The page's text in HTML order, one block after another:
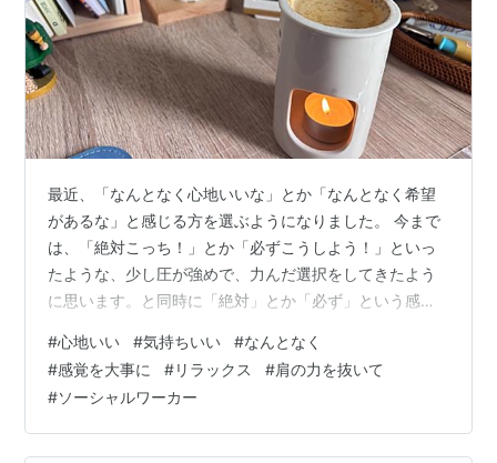
最近、「なんとなく心地いいな」とか「なんとなく希望
があるな」と感じる方を選ぶようになりました。 今まで
は、「絶対こっち！」とか「必ずこうしよう！」といっ
たような、少し圧が強めで、力んだ選択をしてきたよう
に思います。と同時に「絶対」とか「必ず」という感覚
んとなーく」という柔らかさが今の私にはしっくりきて
います。 何もかも、すべてのことを説明できるわけでは
ない。自分の感覚を信じたい時って、ある。 それでも時
には、絶対の道があってもいいと思います。そういう場
#心地いい #気持ちいい #なんとなく
#感覚を大事に #リラックス #肩の力を抜いて
#ソーシャルワーカー